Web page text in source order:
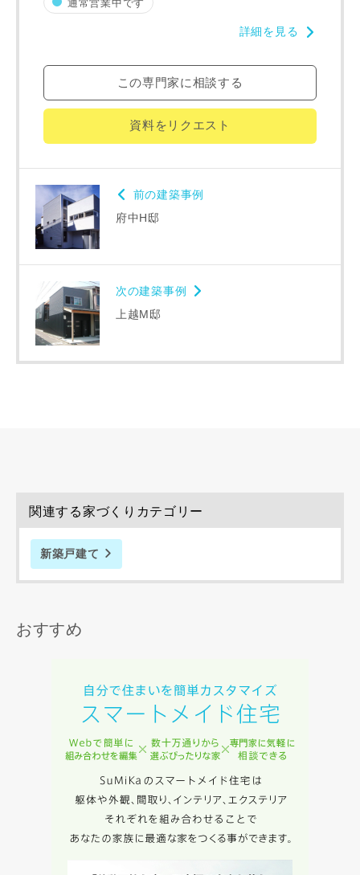
通常営業中です
詳細を見る
この専門家に相談する
資料をリクエスト
前の建築事例
府中H邸
次の建築事例
上越M邸
関連する家づくりカテゴリー
新築戸建て
おすすめ
希望の予算
万円〜
同居する家族構成
資料請求にあたっての注意事項
当社はお客様からいただいた個人情報を，お客様が指定され
た専門家へ提供すること、または当社サービスのご案内のた
めに利用します。
当社は、本サービス又は利用契約に関し，お客様に発生した
損害について、債務不履行責任、不法行為責任、その他の法
律上の請求原因の如何を問わず賠償の責任を負わないものと
の間で生じた紛争等について一切責任を負わないものとしま
専門家の都合により、資料の送付が遅くなったり、送付でき
ない場合があります。あらかじめご了承ください。
閉じる